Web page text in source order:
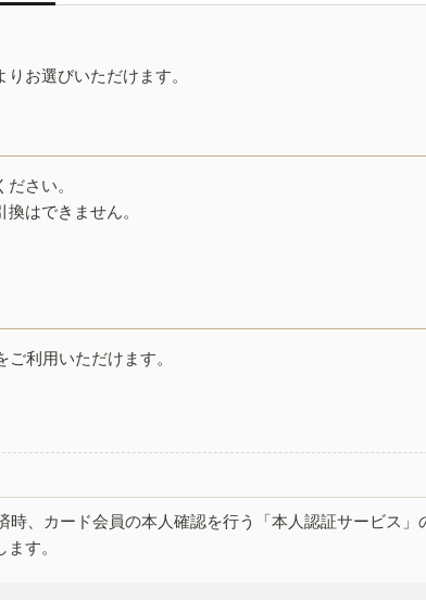
お選びいただけます。
さい。
はできません。
ご利用いただけます。
、カード会員の本人確認を行う「本人認証サービス
す。